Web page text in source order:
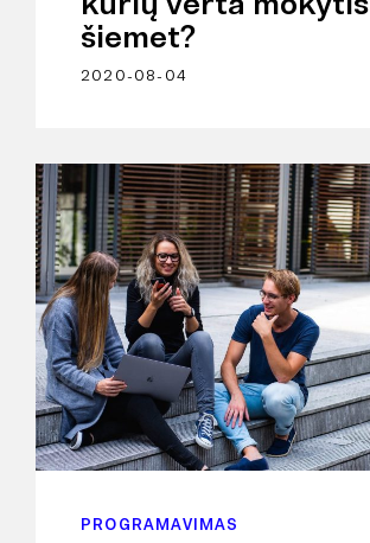
šiemet?
2020-08-04
PROGRAMAVIMAS